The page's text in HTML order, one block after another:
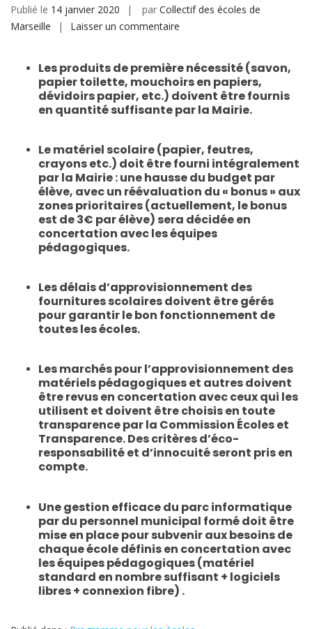
Publié le 14 janvier 2020 par Collectif des écoles de
Marseille
Laisser un commentaire
Les produits de première nécessité(savon,
papier toilette, mouchoirs en papiers,
dévidoirs papier, etc.) doivent être fournis
en quantité suffisante par la Mairie.
Le matériel scolaire(papier, feutres,
crayons etc.) doit être fourni intégralement
par la Mairie : une hausse du budget par
élève, avec un réévaluation du « bonus » aux
zones prioritaires (actuellement, le bonus
est de 3€ par élève) sera décidée en
concertation avec les équipes
pédagogiques.
Les délais d’approvisionnement des
fournitures scolairesdoivent être gérés
pour garantir le bon fonctionnement de
toutes les écoles.
Les marchés pour l’approvisionnement des
matérielspédagogiques et autres doivent
être revus en concertation avec ceux qui les
utilisent et doivent être choisis en toute
transparence par la Commission Écoles et
Transparence. Des critères d’éco-
responsabilité et d’innocuité seront pris en
compte.
Une gestion efficace du parc informatique
par du personnel municipal formédoit être
mise en place pour subvenir aux besoins de
chaque école définis en concertation avec
les équipes pédagogiques (matériel
standard en nombre suffisant + logiciels
libres + connexion fibre) .